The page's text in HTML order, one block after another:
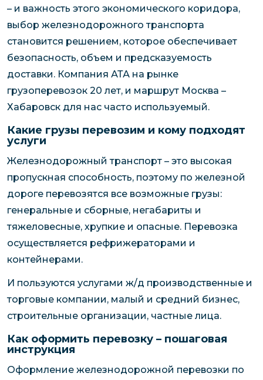
– и важность этого экономического коридора,
выбор железнодорожного транспорта
становится решением, которое обеспечивает
безопасность, объем и предсказуемость
доставки. Компания АТА на рынке
грузоперевозок 20 лет, и маршрут Москва –
Хабаровск для нас часто используемый.
Какие грузы перевозим и кому подходят
услуги
Железнодорожный транспорт – это высокая
пропускная способность, поэтому по железной
дороге перевозятся все возможные грузы:
генеральные и сборные, негабариты и
тяжеловесные, хрупкие и опасные. Перевозка
осуществляется рефрижераторами и
контейнерами.
И пользуются услугами ж/д производственные и
торговые компании, малый и средний бизнес,
строительные организации, частные лица.
Как оформить перевозку – пошаговая
инструкция
Оформление железнодорожной перевозки по